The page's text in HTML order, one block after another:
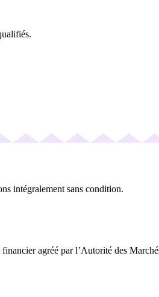
intégralement sans condition.
agréé par l’Autorité des